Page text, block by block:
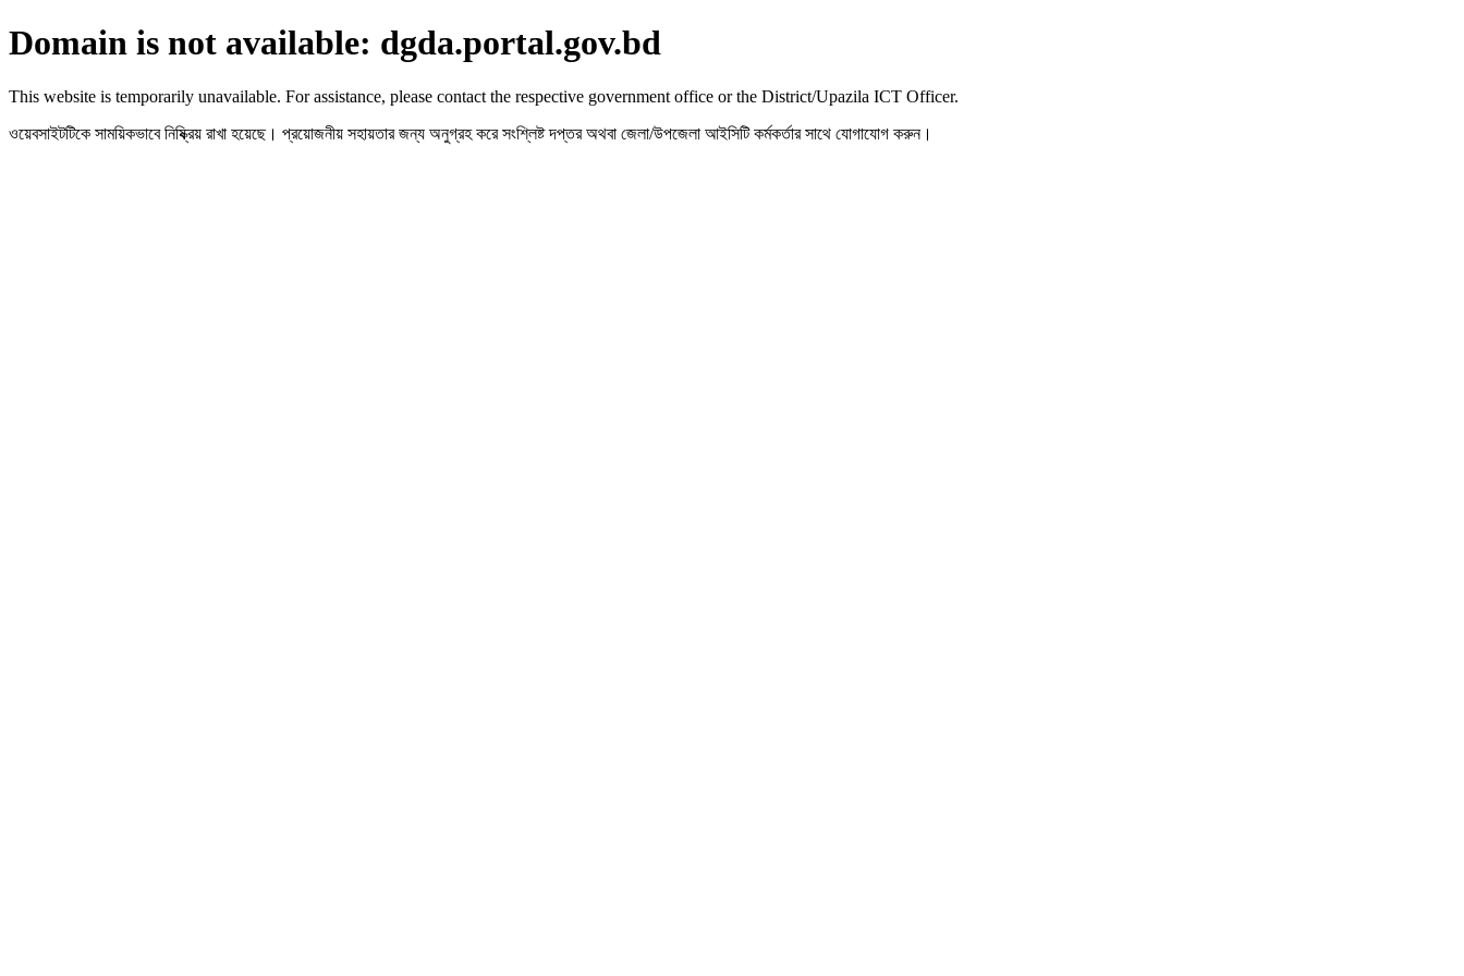
Domain is not available: dgda.portal.gov.bd
This website is temporarily unavailable. For assistance, please contact the respective government office or the District/Upazila ICT Officer.
ওয়েবসাইটটিকে সাময়িকভাবে নিষ্ক্রিয় রাখা হয়েছে। প্রয়োজনীয় সহায়তার জন্য অনুগ্রহ করে সংশ্লিষ্ট দপ্তর অথবা জেলা/উপজেলা আইসিটি কর্মকর্তার সাথে যোগাযোগ করুন।